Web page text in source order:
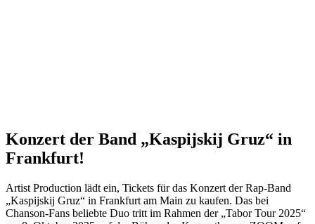
Konzert der Band „Kaspijskij Gruz“ in
Frankfurt!
Artist Production lädt ein, Tickets für das Konzert der Rap-Band
„Kaspijskij Gruz“ in Frankfurt am Main zu kaufen. Das bei
Chanson-Fans beliebte Duo tritt im Rahmen der „Tabor Tour 2025“